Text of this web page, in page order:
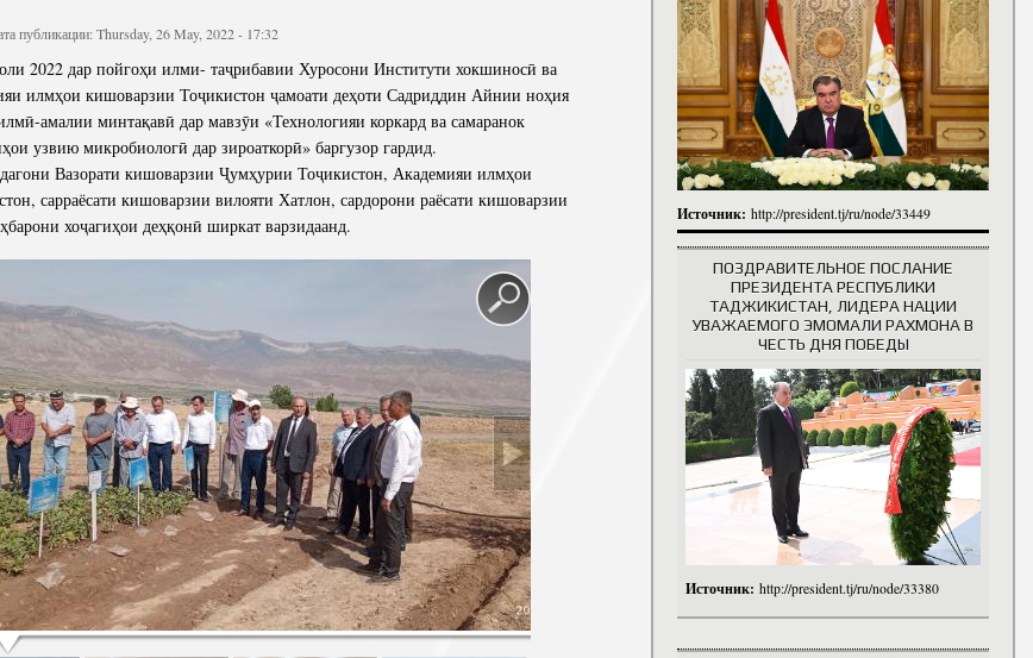
Руководители и сотрудники История руководителей
публикации: Thursday, 26 May, 2022 - 17:32
2022 дар пойгоҳи илми- таҷрибавии Хуросони Институти хокшиносӣ ва
илмҳои кишоварзии Тоҷикистон ҷамоати деҳоти Садриддин Айнии ноҳия
амалии минтақавӣ дар мавзӯи «Технологияи коркард ва самаранок
узвию микробиологӣ дар зироаткорӣ» баргузор гардид.
Вазорати кишоварзии Ҷумҳурии Тоҷикистон, Академияи илмҳои
сарраёсати кишоварзии вилояти Хатлон, сардорони раёсати кишоварзии
хоҷагиҳои деҳқонӣ ширкат варзидаанд.
Источник: http://president.tj/ru/node/33449
ПОЗДРАВИТЕЛЬНОЕ ПОСЛАНИЕ
ПРЕЗИДЕНТА РЕСПУБЛИКИ
ТАДЖИКИСТАН, ЛИДЕРА НАЦИИ
УВАЖАЕМОГО ЭМОМАЛИ РАХМОНА В
ЧЕСТЬ ДНЯ ПОБЕДЫ
Источник: http://president.tj/ru/node/33380